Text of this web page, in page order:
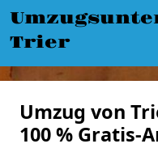
Trier
Umzug von
100 % Gratis-